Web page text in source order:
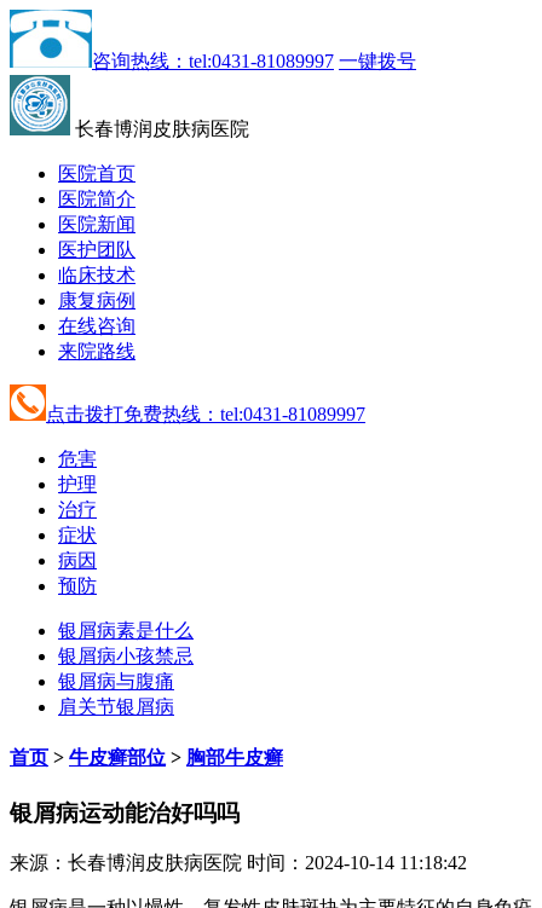
咨询热线：tel:0431-81089997 一键拨号
长春博润皮肤病医院
医院首页
医院简介
医院新闻
医护团队
临床技术
康复病例
在线咨询
来院路线
点击拨打免费热线：tel:0431-81089997
危害
护理
治疗
症状
病因
预防
银屑病素是什么
银屑病小孩禁忌
银屑病与腹痛
肩关节银屑病
首页 > 牛皮癣部位 > 胸部牛皮癣
银屑病运动能治好吗吗
来源：长春博润皮肤病医院 时间：2024-10-14 11:18:42